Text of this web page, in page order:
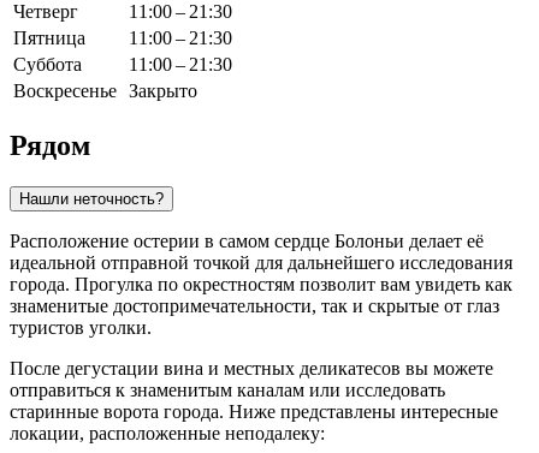
Четверг
11:00 – 21:30
Пятница
11:00 – 21:30
Суббота
11:00 – 21:30
Воскресенье Закрыто
Рядом
Нашли неточность?
Расположение остерии в самом сердце Болоньи делает её
идеальной отправной точкой для дальнейшего исследования
города. Прогулка по окрестностям позволит вам увидеть как
знаменитые достопримечательности, так и скрытые от глаз
туристов уголки.
После дегустации вина и местных деликатесов вы можете
отправиться к знаменитым каналам или исследовать
старинные ворота города. Ниже представлены интересные
локации, расположенные неподалеку: